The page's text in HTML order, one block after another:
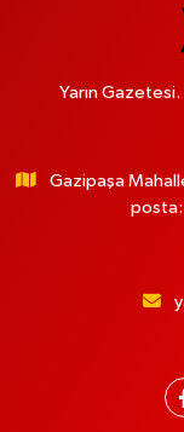
Yarın
Gazipaşa
posta: